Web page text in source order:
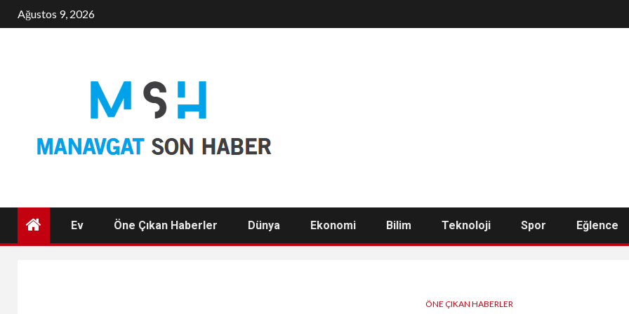
Ağustos 9, 2026
Ev Öne Çıkan Haberler Dünya Ekonomi Bilim Teknoloji Spor Eğlence
ÖNE ÇIKAN HABERLER